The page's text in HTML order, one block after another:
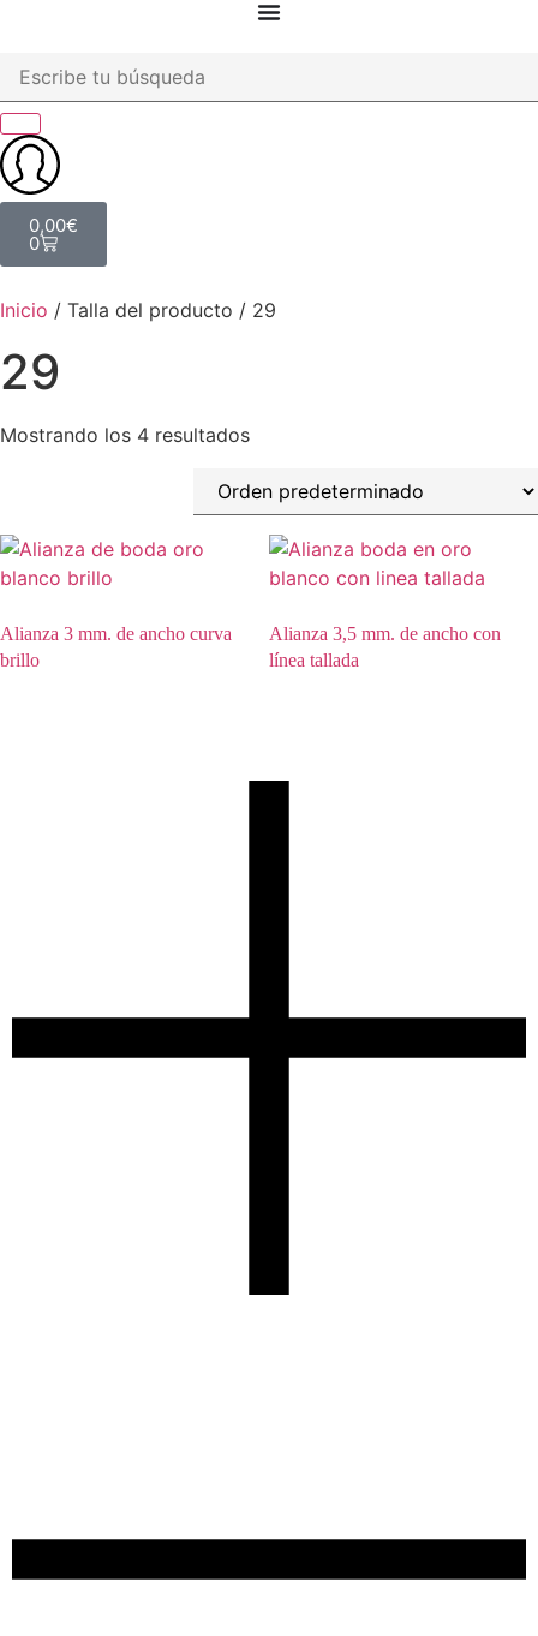
0,00€
0
Inicio / Talla del producto / 29
29
Mostrando los 4 resultados
Alianza 3 mm. de ancho curva
brillo
Alianza 3,5 mm. de ancho con
línea tallada